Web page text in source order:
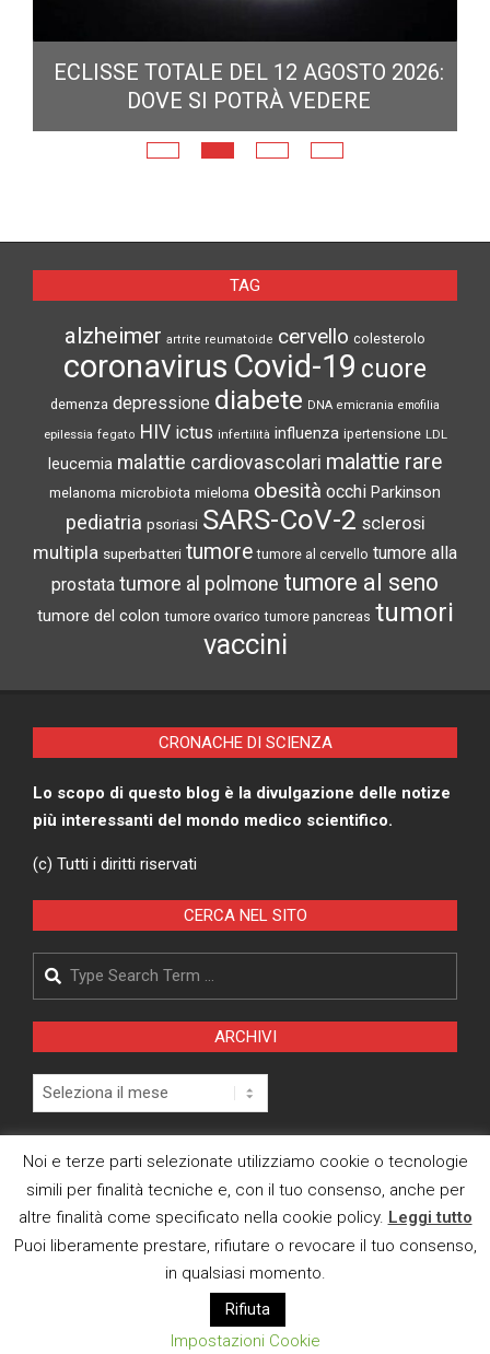
ECLISSE TOTALE DEL 12 AGOSTO 2026:
DOVE SI POTRÀ VEDERE
TAG
alzheimer artrite reumatoide cervello colesterolo
coronavirus Covid-19 cuore
demenza depressione diabete DNA emicrania emofilia
epilessia fegato HIV ictus infertilità influenza ipertensione LDL
leucemia malattie cardiovascolari malattie rare
melanoma microbiota mieloma obesità occhi Parkinson
pediatria psoriasi SARS-CoV-2 sclerosi
multipla superbatteri tumore tumore al cervello tumore alla
prostata tumore al polmone tumore al seno
tumore del colon tumore ovarico tumore pancreas tumori
vaccini
CRONACHE DI SCIENZA
Lo scopo di questo blog è la divulgazione delle notize
più interessanti del mondo medico scientifico.
(c) Tutti i diritti riservati
CERCA NEL SITO
Search
ARCHIVI
Archivi
Modifica consenso cookies
CI TROVI ANCHE SU
Noi e terze parti selezionate utilizziamo cookie o tecnologie
simili per finalità tecniche e, con il tuo consenso, anche per
altre finalità come specificato nella cookie policy. Leggi tutto
Puoi liberamente prestare, rifiutare o revocare il tuo consenso,
in qualsiasi momento.
Rifiuta
Impostazioni Cookie